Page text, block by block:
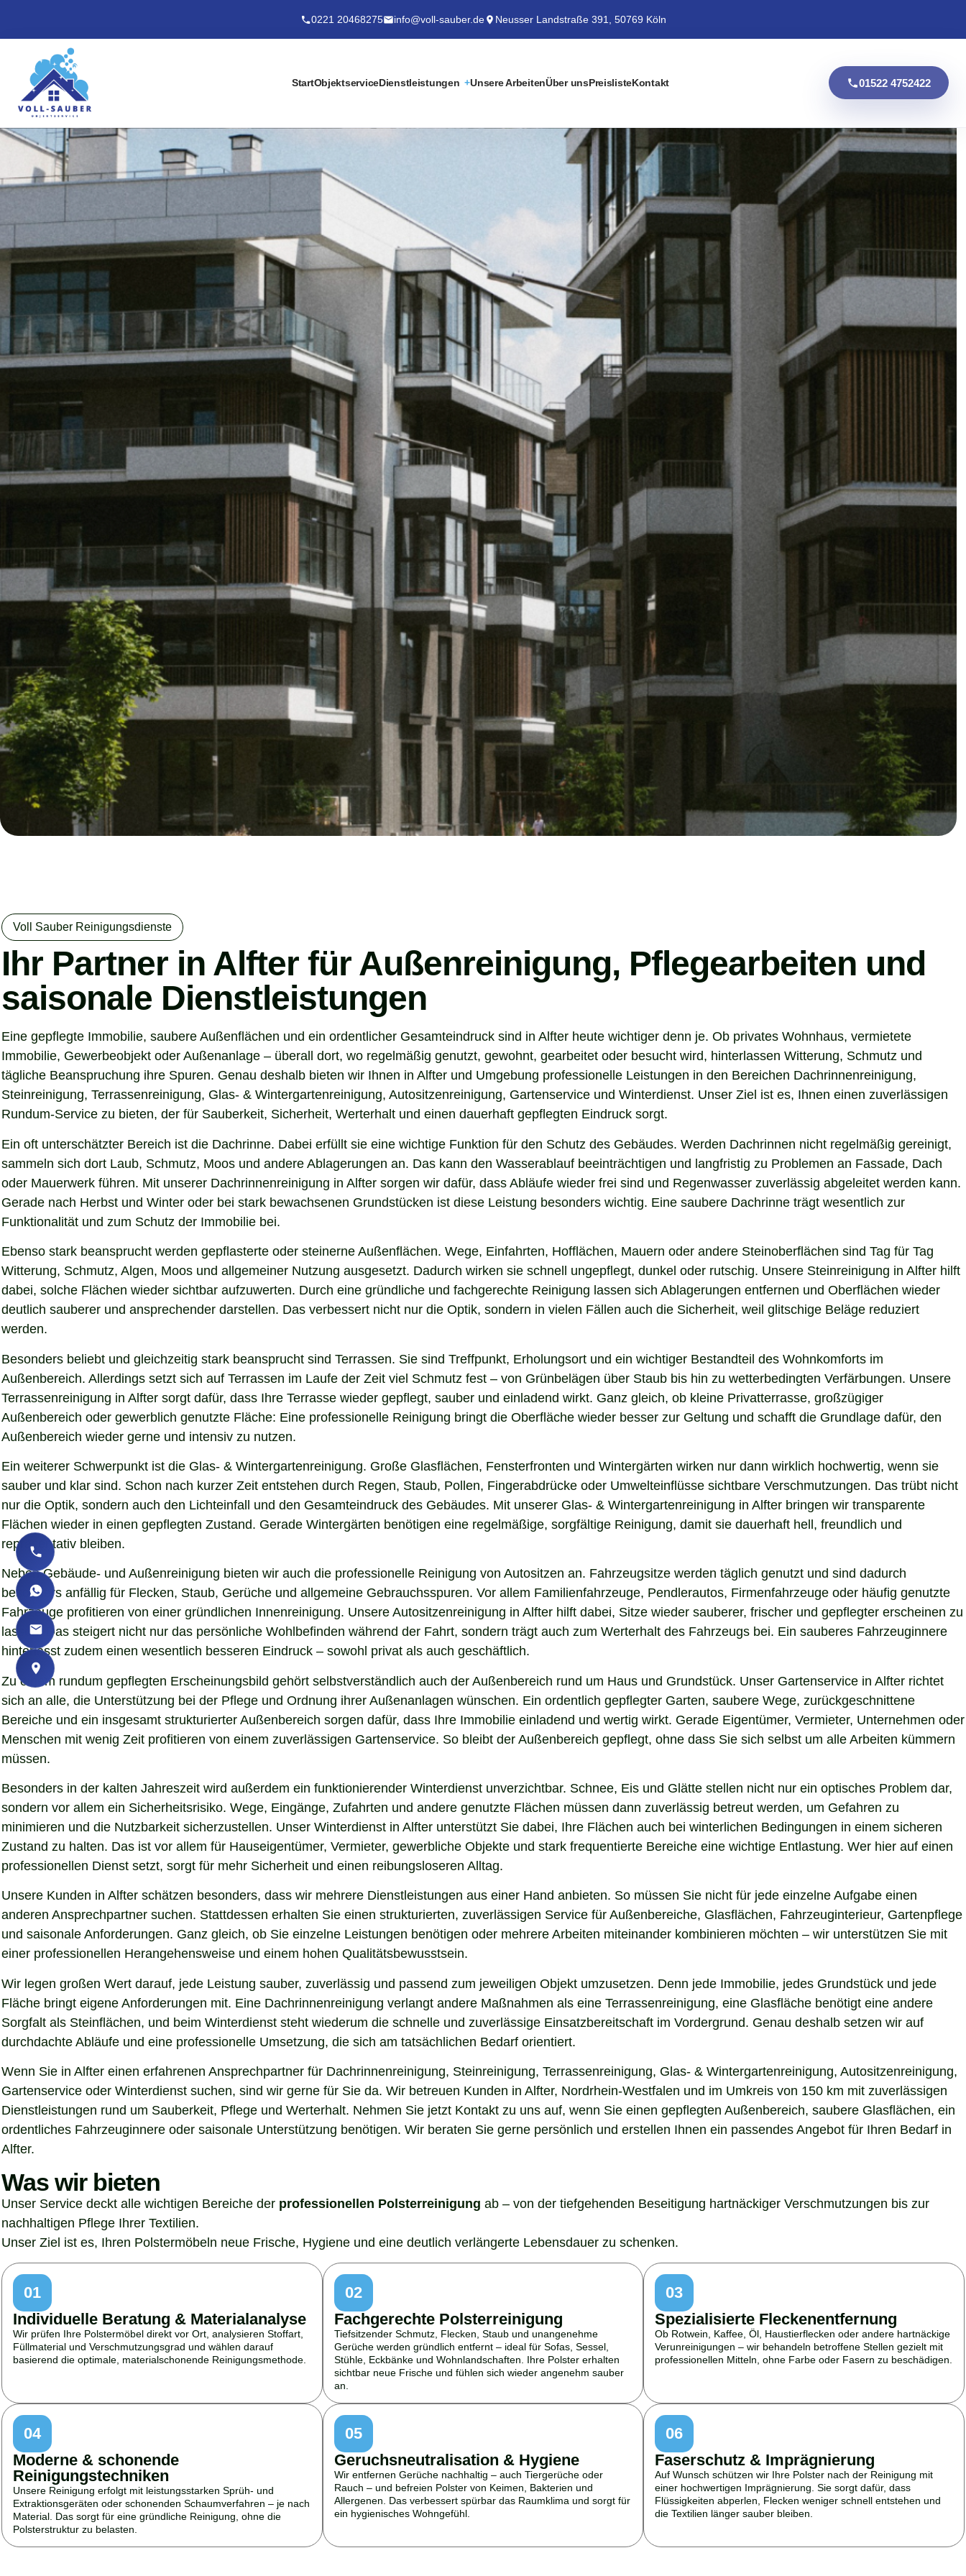
0221 20468275 info@voll-sauber.de Neusser Landstraße 391, 50769 Köln
StartObjektserviceDienstleistungen Unsere ArbeitenÜber unsPreislisteKontakt 01522 4752422
Voll Sauber Reinigungsdienste
Ihr Partner in Alfter für Außenreinigung, Pflegearbeiten und
saisonale Dienstleistungen
Eine gepflegte Immobilie, saubere Außenflächen und ein ordentlicher Gesamteindruck sind in Alfter heute wichtiger denn je. Ob privates Wohnhaus, vermietete
Immobilie, Gewerbeobjekt oder Außenanlage – überall dort, wo regelmäßig genutzt, gewohnt, gearbeitet oder besucht wird, hinterlassen Witterung, Schmutz und
tägliche Beanspruchung ihre Spuren. Genau deshalb bieten wir Ihnen in Alfter und Umgebung professionelle Leistungen in den Bereichen Dachrinnenreinigung,
Steinreinigung, Terrassenreinigung, Glas- & Wintergartenreinigung, Autositzenreinigung, Gartenservice und Winterdienst. Unser Ziel ist es, Ihnen einen zuverlässigen
Rundum-Service zu bieten, der für Sauberkeit, Sicherheit, Werterhalt und einen dauerhaft gepflegten Eindruck sorgt.
Ein oft unterschätzter Bereich ist die Dachrinne. Dabei erfüllt sie eine wichtige Funktion für den Schutz des Gebäudes. Werden Dachrinnen nicht regelmäßig gereinigt,
sammeln sich dort Laub, Schmutz, Moos und andere Ablagerungen an. Das kann den Wasserablauf beeinträchtigen und langfristig zu Problemen an Fassade, Dach
oder Mauerwerk führen. Mit unserer Dachrinnenreinigung in Alfter sorgen wir dafür, dass Abläufe wieder frei sind und Regenwasser zuverlässig abgeleitet werden kann.
Gerade nach Herbst und Winter oder bei stark bewachsenen Grundstücken ist diese Leistung besonders wichtig. Eine saubere Dachrinne trägt wesentlich zur
Funktionalität und zum Schutz der Immobilie bei.
Ebenso stark beansprucht werden gepflasterte oder steinerne Außenflächen. Wege, Einfahrten, Hofflächen, Mauern oder andere Steinoberflächen sind Tag für Tag
Witterung, Schmutz, Algen, Moos und allgemeiner Nutzung ausgesetzt. Dadurch wirken sie schnell ungepflegt, dunkel oder rutschig. Unsere Steinreinigung in Alfter hilft
dabei, solche Flächen wieder sichtbar aufzuwerten. Durch eine gründliche und fachgerechte Reinigung lassen sich Ablagerungen entfernen und Oberflächen wieder
deutlich sauberer und ansprechender darstellen. Das verbessert nicht nur die Optik, sondern in vielen Fällen auch die Sicherheit, weil glitschige Beläge reduziert
werden.
Besonders beliebt und gleichzeitig stark beansprucht sind Terrassen. Sie sind Treffpunkt, Erholungsort und ein wichtiger Bestandteil des Wohnkomforts im
Außenbereich. Allerdings setzt sich auf Terrassen im Laufe der Zeit viel Schmutz fest – von Grünbelägen über Staub bis hin zu wetterbedingten Verfärbungen. Unsere
Terrassenreinigung in Alfter sorgt dafür, dass Ihre Terrasse wieder gepflegt, sauber und einladend wirkt. Ganz gleich, ob kleine Privatterrasse, großzügiger
Außenbereich oder gewerblich genutzte Fläche: Eine professionelle Reinigung bringt die Oberfläche wieder besser zur Geltung und schafft die Grundlage dafür, den
Außenbereich wieder gerne und intensiv zu nutzen.
Ein weiterer Schwerpunkt ist die Glas- & Wintergartenreinigung. Große Glasflächen, Fensterfronten und Wintergärten wirken nur dann wirklich hochwertig, wenn sie
sauber und klar sind. Schon nach kurzer Zeit entstehen durch Regen, Staub, Pollen, Fingerabdrücke oder Umwelteinflüsse sichtbare Verschmutzungen. Das trübt nicht
nur die Optik, sondern auch den Lichteinfall und den Gesamteindruck des Gebäudes. Mit unserer Glas- & Wintergartenreinigung in Alfter bringen wir transparente
Flächen wieder in einen gepflegten Zustand. Gerade Wintergärten benötigen eine regelmäßige, sorgfältige Reinigung, damit sie dauerhaft hell, freundlich und
repräsentativ bleiben.
Neben Gebäude- und Außenreinigung bieten wir auch die professionelle Reinigung von Autositzen an. Fahrzeugsitze werden täglich genutzt und sind dadurch
besonders anfällig für Flecken, Staub, Gerüche und allgemeine Gebrauchsspuren. Vor allem Familienfahrzeuge, Pendlerautos, Firmenfahrzeuge oder häufig genutzte
Fahrzeuge profitieren von einer gründlichen Innenreinigung. Unsere Autositzenreinigung in Alfter hilft dabei, Sitze wieder sauberer, frischer und gepflegter erscheinen zu
lassen. Das steigert nicht nur das persönliche Wohlbefinden während der Fahrt, sondern trägt auch zum Werterhalt des Fahrzeugs bei. Ein sauberes Fahrzeuginnere
hinterlässt zudem einen wesentlich besseren Eindruck – sowohl privat als auch geschäftlich.
Zu einem rundum gepflegten Erscheinungsbild gehört selbstverständlich auch der Außenbereich rund um Haus und Grundstück. Unser Gartenservice in Alfter richtet
sich an alle, die Unterstützung bei der Pflege und Ordnung ihrer Außenanlagen wünschen. Ein ordentlich gepflegter Garten, saubere Wege, zurückgeschnittene
Bereiche und ein insgesamt strukturierter Außenbereich sorgen dafür, dass Ihre Immobilie einladend und wertig wirkt. Gerade Eigentümer, Vermieter, Unternehmen oder
Menschen mit wenig Zeit profitieren von einem zuverlässigen Gartenservice. So bleibt der Außenbereich gepflegt, ohne dass Sie sich selbst um alle Arbeiten kümmern
müssen.
Besonders in der kalten Jahreszeit wird außerdem ein funktionierender Winterdienst unverzichtbar. Schnee, Eis und Glätte stellen nicht nur ein optisches Problem dar,
sondern vor allem ein Sicherheitsrisiko. Wege, Eingänge, Zufahrten und andere genutzte Flächen müssen dann zuverlässig betreut werden, um Gefahren zu
minimieren und die Nutzbarkeit sicherzustellen. Unser Winterdienst in Alfter unterstützt Sie dabei, Ihre Flächen auch bei winterlichen Bedingungen in einem sicheren
Zustand zu halten. Das ist vor allem für Hauseigentümer, Vermieter, gewerbliche Objekte und stark frequentierte Bereiche eine wichtige Entlastung. Wer hier auf einen
professionellen Dienst setzt, sorgt für mehr Sicherheit und einen reibungsloseren Alltag.
Unsere Kunden in Alfter schätzen besonders, dass wir mehrere Dienstleistungen aus einer Hand anbieten. So müssen Sie nicht für jede einzelne Aufgabe einen
anderen Ansprechpartner suchen. Stattdessen erhalten Sie einen strukturierten, zuverlässigen Service für Außenbereiche, Glasflächen, Fahrzeuginterieur, Gartenpflege
und saisonale Anforderungen. Ganz gleich, ob Sie einzelne Leistungen benötigen oder mehrere Arbeiten miteinander kombinieren möchten – wir unterstützen Sie mit
einer professionellen Herangehensweise und einem hohen Qualitätsbewusstsein.
Wir legen großen Wert darauf, jede Leistung sauber, zuverlässig und passend zum jeweiligen Objekt umzusetzen. Denn jede Immobilie, jedes Grundstück und jede
Fläche bringt eigene Anforderungen mit. Eine Dachrinnenreinigung verlangt andere Maßnahmen als eine Terrassenreinigung, eine Glasfläche benötigt eine andere
Sorgfalt als Steinflächen, und beim Winterdienst steht wiederum die schnelle und zuverlässige Einsatzbereitschaft im Vordergrund. Genau deshalb setzen wir auf
durchdachte Abläufe und eine professionelle Umsetzung, die sich am tatsächlichen Bedarf orientiert.
Wenn Sie in Alfter einen erfahrenen Ansprechpartner für Dachrinnenreinigung, Steinreinigung, Terrassenreinigung, Glas- & Wintergartenreinigung, Autositzenreinigung,
Gartenservice oder Winterdienst suchen, sind wir gerne für Sie da. Wir betreuen Kunden in Alfter, Nordrhein-Westfalen und im Umkreis von 150 km mit zuverlässigen
Dienstleistungen rund um Sauberkeit, Pflege und Werterhalt. Nehmen Sie jetzt Kontakt zu uns auf, wenn Sie einen gepflegten Außenbereich, saubere Glasflächen, ein
ordentliches Fahrzeuginnere oder saisonale Unterstützung benötigen. Wir beraten Sie gerne persönlich und erstellen Ihnen ein passendes Angebot für Ihren Bedarf in
Alfter.
Was wir bieten
Unser Service deckt alle wichtigen Bereiche der professionellen Polsterreinigung ab – von der tiefgehenden Beseitigung hartnäckiger Verschmutzungen bis zur
nachhaltigen Pflege Ihrer Textilien.
Unser Ziel ist es, Ihren Polstermöbeln neue Frische, Hygiene und eine deutlich verlängerte Lebensdauer zu schenken.
01
Individuelle Beratung & Materialanalyse
Wir prüfen Ihre Polstermöbel direkt vor Ort, analysieren Stoffart,
Füllmaterial und Verschmutzungsgrad und wählen darauf
basierend die optimale, materialschonende Reinigungsmethode.
02
Fachgerechte Polsterreinigung
Tiefsitzender Schmutz, Flecken, Staub und unangenehme
Gerüche werden gründlich entfernt – ideal für Sofas, Sessel,
Stühle, Eckbänke und Wohnlandschaften. Ihre Polster erhalten
sichtbar neue Frische und fühlen sich wieder angenehm sauber
an.
03
Spezialisierte Fleckenentfernung
Ob Rotwein, Kaffee, Öl, Haustierflecken oder andere hartnäckige
Verunreinigungen – wir behandeln betroffene Stellen gezielt mit
professionellen Mitteln, ohne Farbe oder Fasern zu beschädigen.
04
Moderne & schonende
Reinigungstechniken
Unsere Reinigung erfolgt mit leistungsstarken Sprüh- und
Extraktionsgeräten oder schonenden Schaumverfahren – je nach
Material. Das sorgt für eine gründliche Reinigung, ohne die
Polsterstruktur zu belasten.
05
Geruchsneutralisation & Hygiene
Wir entfernen Gerüche nachhaltig – auch Tiergerüche oder
Rauch – und befreien Polster von Keimen, Bakterien und
Allergenen. Das verbessert spürbar das Raumklima und sorgt für
ein hygienisches Wohngefühl.
06
Faserschutz & Imprägnierung
Auf Wunsch schützen wir Ihre Polster nach der Reinigung mit
einer hochwertigen Imprägnierung. Sie sorgt dafür, dass
Flüssigkeiten abperlen, Flecken weniger schnell entstehen und
die Textilien länger sauber bleiben.